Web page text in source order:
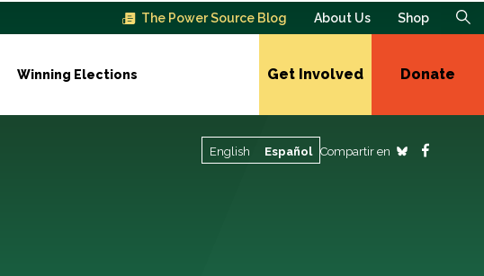
The Power Source Blog About Us Shop
Winning Elections Get Involved Donate
English Español Compartir en